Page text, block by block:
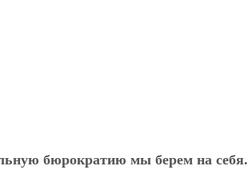
бюрократию мы берем на себя.